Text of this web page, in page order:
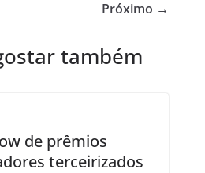
Próximo →
também
de prêmios
terceirizados